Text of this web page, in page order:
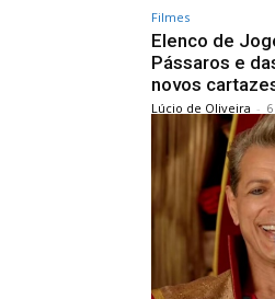
Filmes
Elenco de
Pássaros e
novos
Lúcio de Oliveira -